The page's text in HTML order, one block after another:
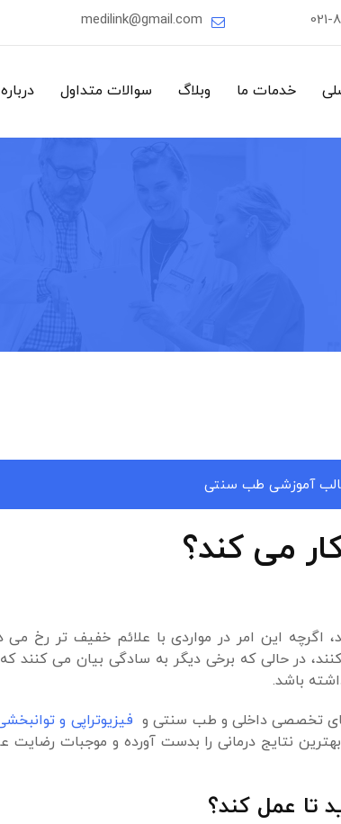
021-
medilink@gmail.com
خدمات ما وبلاگ سوالات متداول
آموزشی طب سنتی
می کند؟
اگرچه این امر در مواردی با علائم خفیف تر رخ می
در حالی که برخی دیگر به سادگی بیان می کنند
باشد.
تخصصی داخلی و طب سنتی و فیزیوتراپی و
نتایج درمانی را بدست آورده و موجبات رضایت
تا عمل کند؟